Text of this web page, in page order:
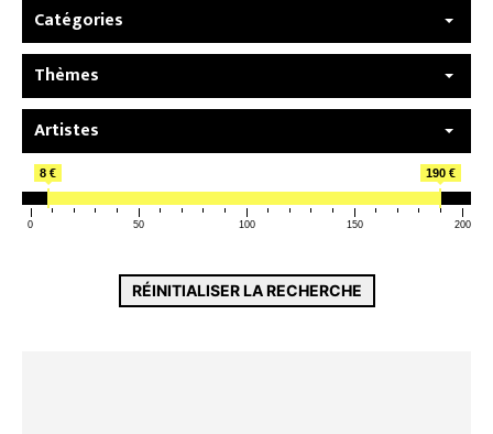
Catégories
Thèmes
Artistes
8 € 190 €
0 50 100 150 200
RÉINITIALISER LA RECHERCHE